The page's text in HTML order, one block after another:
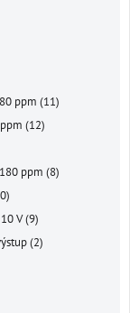
ppm (11)
(12)
ppm (8)
V (9)
(2)